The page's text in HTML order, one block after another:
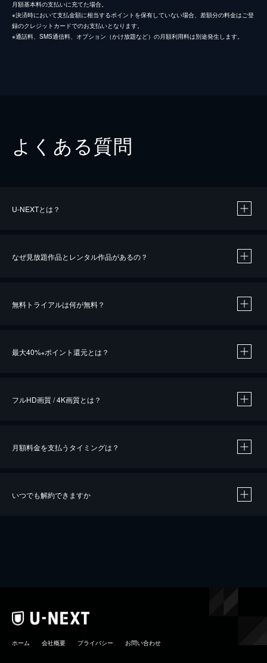
月額基本料の支払いに充てた場合。
※決済時において支払金額に相当するポイントを保有していない場合、差額分の料金はご登
録のクレジットカードでのお支払いとなります。
※通話料、SMS通信料、オプション（かけ放題など）の月額利用料は別途発生します。
よくある質問
U-NEXTとは？
なぜ見放題作品とレンタル作品があるの？
無料トライアルは何が無料？
最大40%※ポイント還元とは？
※40％ポイント還元の対象は、クレジットカード決済による作品の購入 / レンタルです。
フルHD画質 / 4K画質とは？
月額料金を支払うタイミングは？
いつでも解約できますか
ホーム 会社概要 プライバシー お問い合わせ